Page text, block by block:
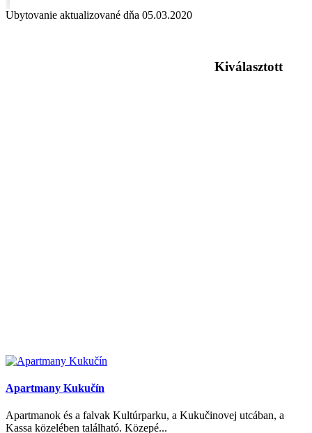
Ubytovanie aktualizované dňa 05.03.2020
Kiválasztott
Apartmany Kukučín
Apartmanok és a falvak Kultúrparku, a Kukučinovej utcában, a
Kassa közelében található. Közepé...